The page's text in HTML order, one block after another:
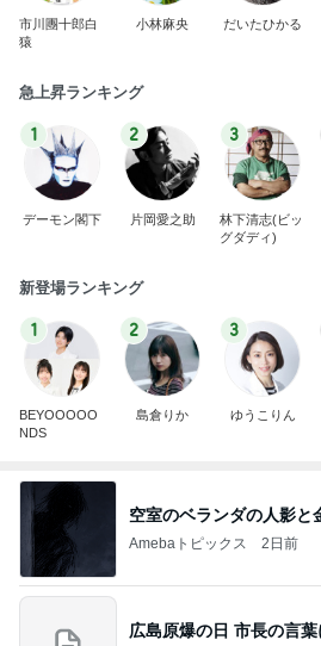
市川團十郎白
猿
小林麻央 だいたひかる
急上昇ランキング
1
デーモン閣下
2
片岡愛之助
3
林下清志(ビッ
グダディ)
新登場ランキング
1
BEYOOOOO
NDS
2
島倉りか
3
ゆうこりん
空室のベランダの人影と
Amebaトピックス 2日前
広島原爆の日 市長の言